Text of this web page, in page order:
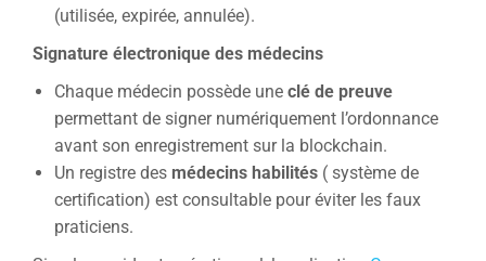
(utilisée, expirée, annulée).
Signature électronique des médecins
Chaque médecin possède une clé de preuve
permettant de signer numériquement l’ordonnance
avant son enregistrement sur la blockchain.
Un registre des médecins habilités ( système de
certification) est consultable pour éviter les faux
praticiens.